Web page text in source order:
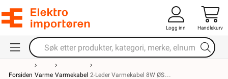
Logg inn Handlekurv
Forsiden Varme Varmekabel 2-Leder Varmekabel 8W ØS